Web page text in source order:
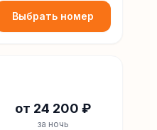
Выбрать номер
от 24 200 ₽
за ночь